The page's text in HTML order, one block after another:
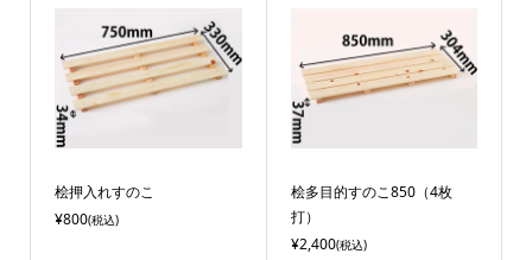
桧押入れすのこ
¥800(税込)
桧多目的すのこ850（4枚
打）
¥2,400(税込)